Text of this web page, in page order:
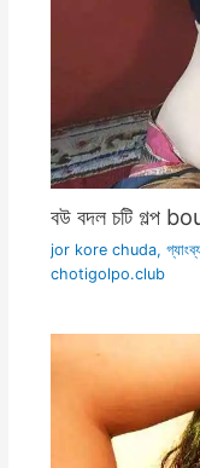
বউ বদল চটি গল্প
jor kore chuda,
chotigolpo.club